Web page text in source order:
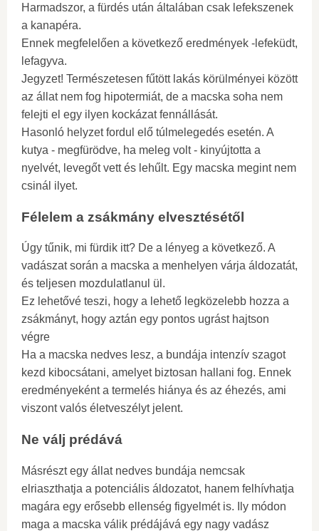
Harmadszor, a fürdés után általában csak lefekszenek
a kanapéra.
Ennek megfelelően a következő eredmények -lefeküdt,
lefagyva.
Jegyzet! Természetesen fűtött lakás körülményei között
az állat nem fog hipotermiát, de a macska soha nem
felejti el egy ilyen kockázat fennállását.
Hasonló helyzet fordul elő túlmelegedés esetén. A
kutya - megfürödve, ha meleg volt - kinyújtotta a
nyelvét, levegőt vett és lehűlt. Egy macska megint nem
csinál ilyet.
Félelem a zsákmány elvesztésétől
Úgy tűnik, mi fürdik itt? De a lényeg a következő. A
vadászat során a macska a menhelyen várja áldozatát,
és teljesen mozdulatlanul ül.
Ez lehetővé teszi, hogy a lehető legközelebb hozza a
zsákmányt, hogy aztán egy pontos ugrást hajtson
végre
Ha a macska nedves lesz, a bundája intenzív szagot
kezd kibocsátani, amelyet biztosan hallani fog. Ennek
eredményeként a termelés hiánya és az éhezés, ami
viszont valós életveszélyt jelent.
Ne válj prédává
Másrészt egy állat nedves bundája nemcsak
elriaszthatja a potenciális áldozatot, hanem felhívhatja
magára egy erősebb ellenség figyelmét is. Ily módon
maga a macska válik prédájává egy nagy vadász